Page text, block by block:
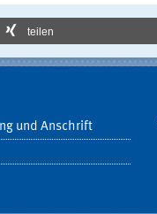
teilen
und Anschrift